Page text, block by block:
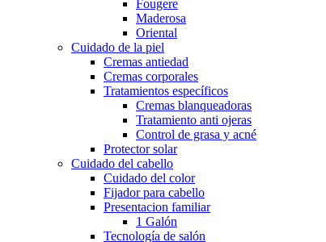
Fougere
Maderosa
Oriental
Cuidado de la piel
Cremas antiedad
Cremas corporales
Tratamientos específicos
Cremas blanqueadoras
Tratamiento anti ojeras
Control de grasa y acné
Protector solar
Cuidado del cabello
Cuidado del color
Fijador para cabello
Presentacion familiar
1 Galón
Tecnología de salón